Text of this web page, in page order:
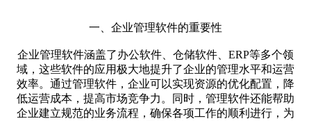
一、企业管理软件的重要性
企业管理软件涵盖了办公软件、仓储软件、ERP等多个领
域，这些软件的应用极大地提升了企业的管理水平和运营
效率。通过管理软件，企业可以实现资源的优化配置，降
低运营成本，提高市场竞争力。同时，管理软件还能帮助
企业建立规范的业务流程，确保各项工作的顺利进行，为